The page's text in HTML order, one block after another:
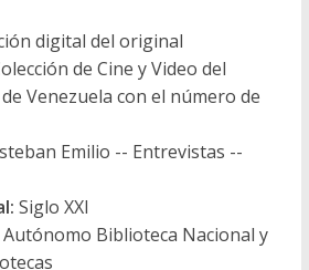
digital del original
de Cine y Video del
Venezuela con el número de
Emilio -- Entrevistas --
Siglo XXI
Biblioteca Nacional y